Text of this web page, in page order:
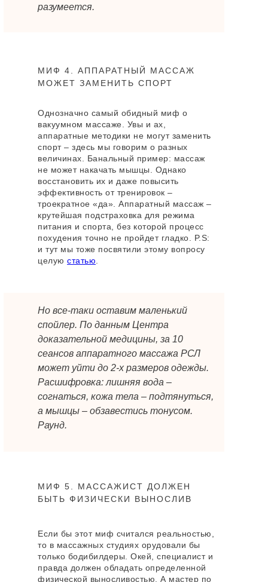
МИФ 4. АППАРАТНЫЙ МАССАЖ
МОЖЕТ ЗАМЕНИТЬ СПОРТ
МИФ 5. МАССАЖИСТ ДОЛЖЕН
БЫТЬ ФИЗИЧЕСКИ ВЫНОСЛИВ
Если бы этот миф считался реальностью,
то в массажных студиях орудовали бы
только бодибилдеры. Окей, специалист и
правда должен обладать определенной
физической выносливостью. А мастер по
Однозначно самый обидный миф о
вакуумном массаже. Увы и ах,
аппаратные методики не могут заменить
спорт – здесь мы говорим о разных
величинах. Банальный пример: массаж
не может накачать мышцы. Однако
восстановить их и даже повысить
эффективность от тренировок –
троекратное «да». Аппаратный массаж –
крутейшая подстраховка для режима
питания и спорта, без которой процесс
похудения точно не пройдет гладко. P.S:
и тут мы тоже посвятили этому вопросу
целую статью
Но все-таки оставим маленький
спойлер. По данным Центра
доказательной медицины, за 10
сеансов аппаратного массажа РСЛ
может уйти до 2-х размеров одежды.
Расшифровка: лишняя вода –
согнаться, кожа тела – подтянуться,
а мышцы – обзавестись тонусом.
Раунд.
разумеется.